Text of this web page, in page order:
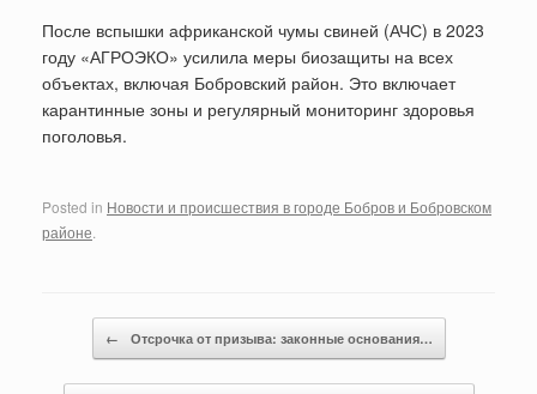
После вспышки африканской чумы свиней (АЧС) в 2023
году «АГРОЭКО» усилила меры биозащиты на всех
объектах, включая Бобровский район. Это включает
карантинные зоны и регулярный мониторинг здоровья
поголовья.
Posted in Новости и происшествия в городе Бобров и Бобровском
районе.
Post navigation
← Отсрочка от призыва: законные основания…